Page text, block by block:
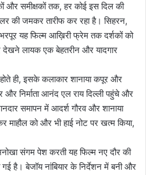
और समीक्षकों तक, हर कोई इस दिल की
की जमकर तारीफ कर रहा है। सिहरन,
यह फिल्म आख़िरी फ्रेम तक दर्शकों को
देखने लायक एक बेहतरीन और यादगार
ही, इसके कलाकार शानाया कपूर और
और निर्माता आनंद एल राय दिल्ली पहुंचे और
समापन में आदर्श गौरव और शानाया
माहौल को और भी हाई नोट पर खत्म किया,
संगम पेश करती यह फिल्म नए दौर की
है। बेजॉय नांबियार के निर्देशन में बनी और